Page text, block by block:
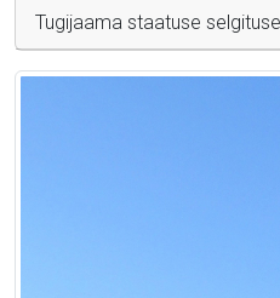
Tugijaama staatuse